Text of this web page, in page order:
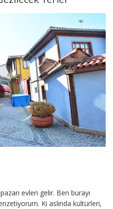
evleri gelir. Ben burayı
Ki aslında kültürleri,